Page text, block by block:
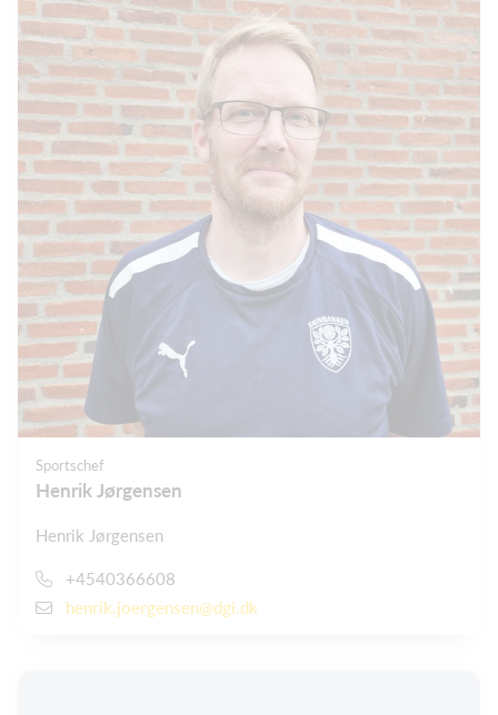
Sportschef
Henrik Jørgensen
Henrik Jørgensen
+4540366608
henrik.joergensen@dgi.dk